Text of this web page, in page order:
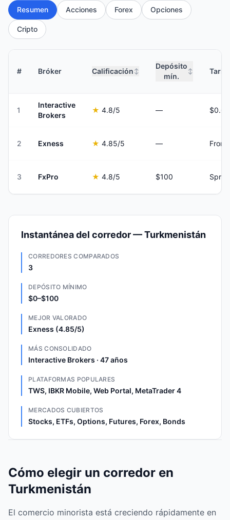
Resumen Acciones Forex Opciones
Cripto
# Bróker Calificación ↕
Depósito
mín.
↕
1
Interactive
Brokers
★ 4.8/5 —
2 Exness ★ 4.85/5 — From
3 FxPro ★ 4.8/5 $100
Instantánea del corredor — Turkmenistán
CORREDORES COMPARADOS
3
DEPÓSITO MÍNIMO
$0–$100
MEJOR VALORADO
Exness (4.85/5)
MÁS CONSOLIDADO
Interactive Brokers · 47 años
PLATAFORMAS POPULARES
TWS, IBKR Mobile, Web Portal, MetaTrader 4
MERCADOS CUBIERTOS
Stocks, ETFs, Options, Futures, Forex, Bonds
Cómo elegir un corredor en
Turkmenistán
El comercio minorista está creciendo rápidamente en